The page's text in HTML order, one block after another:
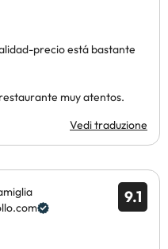
precio está bastante
muy atentos.
Vedi traduzione
9.1